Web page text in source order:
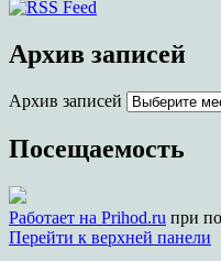
Официальный
честь иконы
именуемой
Краснодара
Архив записей
Архив записей
Посещаемость
Работает на Prihod.ru при
Перейти к верхней панели